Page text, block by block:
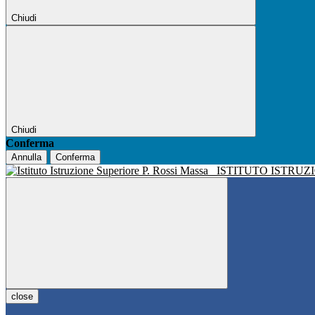
Chiudi
Chiudi
Conferma
Annulla Conferma
ISTITUTO
close